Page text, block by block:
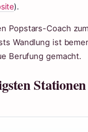
).
Popstars-Coach
Wandlung ist
Berufung gemacht.